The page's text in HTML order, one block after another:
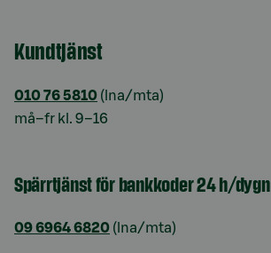
Kundtjänst
010 76 5810 (lna/mta)
må–fr kl. 9–16
Spärrtjänst för bankkoder 24 h/dygn
09 6964 6820 (lna/mta)